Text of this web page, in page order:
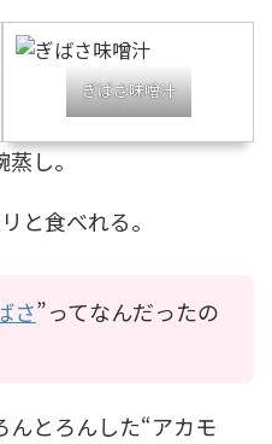
ぎばさ味噌汁
蒸し。
と食べれる。
さ”ってなんだったの
んとろんした“アカモ